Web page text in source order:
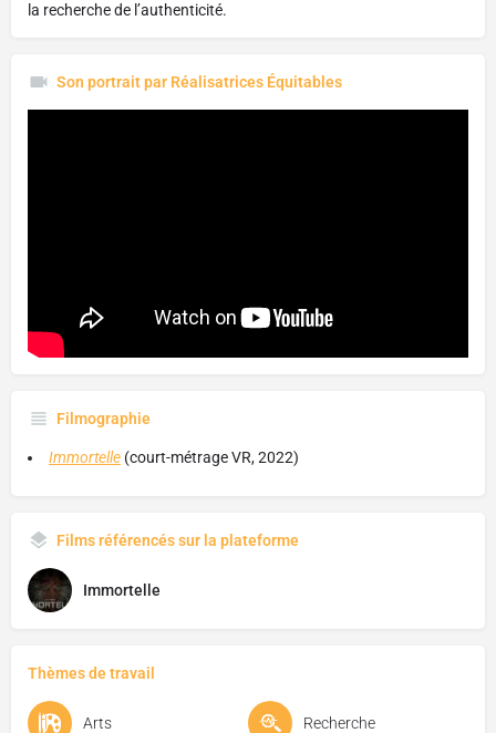
la recherche de l’authenticité.
Son portrait par Réalisatrices Équitables
Filmographie
Immortelle (court-métrage VR, 2022)
Films référencés sur la plateforme
Immortelle
Thèmes de travail
Arts Recherche